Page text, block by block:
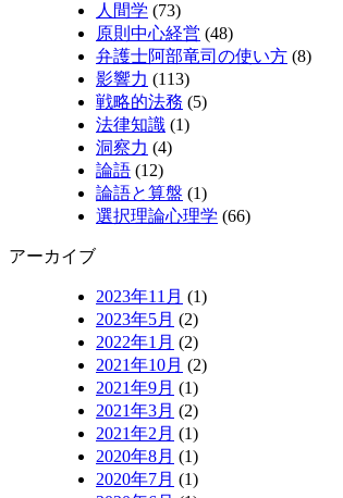
人間学 (73)
原則中心経営 (48)
弁護士阿部竜司の使い方 (8)
影響力 (113)
戦略的法務 (5)
法律知識 (1)
洞察力 (4)
論語 (12)
論語と算盤 (1)
選択理論心理学 (66)
アーカイブ
2023年11月 (1)
2023年5月 (2)
2022年1月 (2)
2021年10月 (2)
2021年9月 (1)
2021年3月 (2)
2021年2月 (1)
2020年8月 (1)
2020年7月 (1)